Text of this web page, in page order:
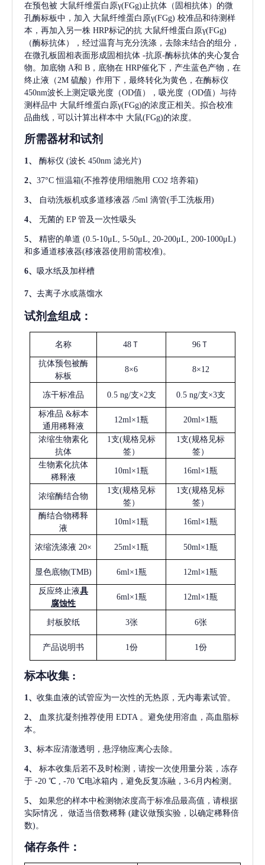
在预包被 大鼠纤维蛋白原γ(FGg) 止抗体（固相抗体）的微
孔酶标板中，加入 大鼠纤维蛋白原γ(FGg) 校准品和待测样
本，再加入另一株 HRP标记的抗 大鼠纤维蛋白原γ(FGg)
（酶标抗体），经过温育与充分洗涤，去除未结合的组分，
在微孔板固相表面形成固相抗体 -抗原-酶标抗体的夹心复合
物。加底物 A和 B，底物在 HRP催化下，产生蓝色产物，在
终止液（2M 硫酸）作用下，最终转化为黄色，在酶标仪
450nm波长上测定吸光度（OD值），吸光度（OD值）与待
测样品中 大鼠纤维蛋白原γ(FGg)的浓度正相关。拟合校准
品曲线，可以计算出样本中 大鼠(FGg)的浓度。
所需器材和试剂
1、 酶标仪 (波长 450nm 滤光片)
2、 37°C 恒温箱(不推荐使用细胞用 CO2 培养箱)
3、 自动洗板机或多道移液器 /5ml 滴管(手工洗板用)
4、 无菌的 EP 管及一次性吸头
5、 精密的单道 (0.5-10μL, 5-50μL, 20-200μL, 200-1000μL)
和多通道移液器(移液器使用前需校准)。
6、 吸水纸及加样槽
7、 去离子水或蒸馏水
试剂盒组成：
名称 48Ｔ 96Ｔ
抗体预包被酶
标板
8×6 8×12
冻干标准品 0.5 ng/支×2支 0.5 ng/支×3支
标准品 &标本
通用稀释液
12ml×1瓶 20ml×1瓶
浓缩生物素化
抗体
1支(规格见标
签）
1支(规格见标
签）
生物素化抗体
稀释液
10ml×1瓶 16ml×1瓶
浓缩酶结合物
1支(规格见标
签）
1支(规格见标
签）
酶结合物稀释
液
10ml×1瓶 16ml×1瓶
浓缩洗涤液 20× 25ml×1瓶 50ml×1瓶
显色底物(TMB) 6ml×1瓶 12ml×1瓶
反应终止液具
腐蚀性
6ml×1瓶 12ml×1瓶
封板胶纸 3张 6张
产品说明书 1份 1份
标本收集 :
1 、 收集血液的试管应为一次性的无热原，无内毒素试管。
2、 血浆抗凝剂推荐使用 EDTA 。避免使用溶血，高血脂标
本。
3、 标本应清澈透明，悬浮物应离心去除。
4、
标本收集后若不及时检测，请按一次使用量分装，冻存
于 -20 ℃ , -70 ℃电冰箱内，避免反复冻融，3-6月内检测。
5、
如果您的样本中检测物浓度高于标准品最高值，请根据
实际情况，
做适当倍数稀释 (建议做预实验，以确定稀释倍
数)。
储存条件：